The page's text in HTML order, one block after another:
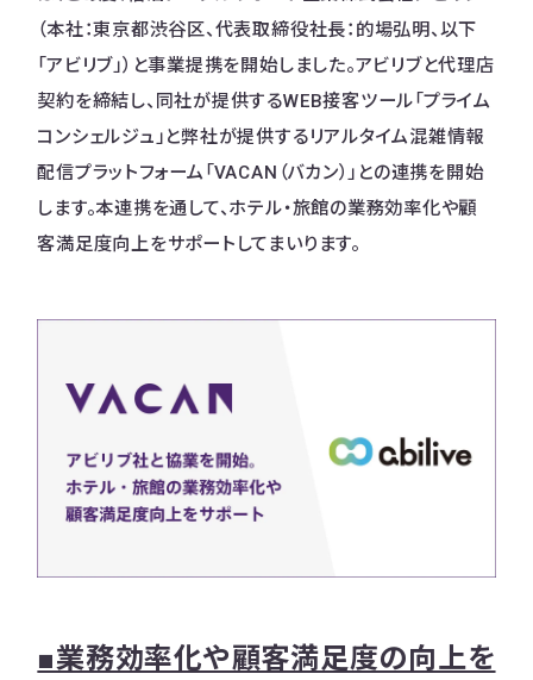
（本社：東京都渋谷区、代表取締役社長：的場弘明、以下
「アビリブ」）と事業提携を開始しました。アビリブと代理店
契約を締結し、同社が提供するWEB接客ツール「プライム
コンシェルジュ」と弊社が提供するリアルタイム混雑情報
配信プラットフォーム「VACAN（バカン）」との連携を開始
します。本連携を通して、ホテル・旅館の業務効率化や顧
客満足度向上をサポートしてまいります。
■業務効率化や顧客満足度の向上を